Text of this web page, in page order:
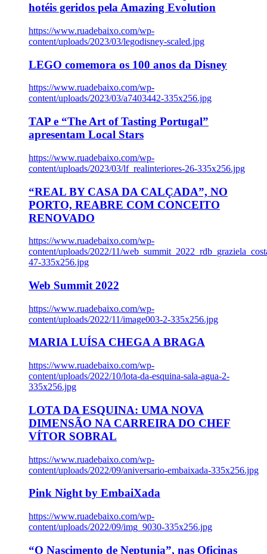
hotéis geridos pela Amazing Evolution
https://www.ruadebaixo.com/wp-
content/uploads/2023/03/legodisney-scaled.jpg
LEGO comemora os 100 anos da Disney
https://www.ruadebaixo.com/wp-
content/uploads/2023/03/a7403442-335x256.jpg
TAP e “The Art of Tasting Portugal”
apresentam Local Stars
https://www.ruadebaixo.com/wp-
content/uploads/2023/03/lf_realinteriores-26-335x256.jpg
“REAL BY CASA DA CALÇADA”, NO
PORTO, REABRE COM CONCEITO
RENOVADO
https://www.ruadebaixo.com/wp-
content/uploads/2022/11/
47-335x256.jpg
Web Summit 2022
https://www.ruadebaixo.com/wp-
content/uploads/2022/11/image003-2-335x256.jpg
MARIA LUÍSA CHEGA A BRAGA
https://www.ruadebaixo.com/wp-
content/uploads/2022/10/lota-da-esquina-sala-agua-2-
335x256.jpg
LOTA DA ESQUINA: UMA NOVA
DIMENSÃO NA CARREIRA DO CHEF
VÍTOR SOBRAL
https://www.ruadebaixo.com/wp-
content/uploads/2022/09/aniversario-embaixada-335x256.jpg
Pink Night by EmbaiXada
https://www.ruadebaixo.com/wp-
content/uploads/2022/09/img_9030-335x256.jpg
“O Nascimento de Neptunia”, nas Oficinas